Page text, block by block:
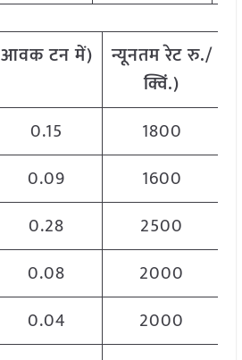
आवकटनमें) न्यूनतमरेटरु./
क्विं.)
0.15
1800
0.09
1600
0.28
2500
0.08
2000
0.04
2000